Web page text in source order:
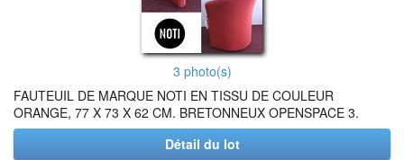
3 photo(s)
FAUTEUIL DE MARQUE NOTI EN TISSU DE COULEUR
ORANGE, 77 X 73 X 62 CM. BRETONNEUX OPENSPACE 3.
Détail du lot